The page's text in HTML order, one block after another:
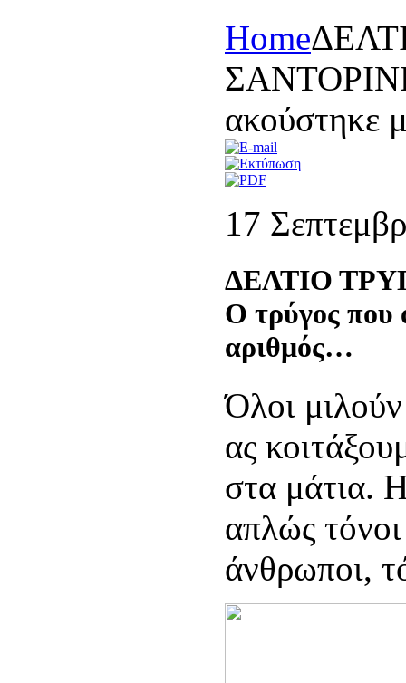
Home
ακούστηκε
17
ΔΕΛΤΙΟ
Ο τρύγος που
αριθμός…
Όλοι
ας
στα μάτια.
απλώς
άνθρωποι,